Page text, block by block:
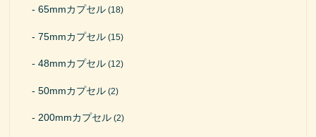
65mmカプセル (18)
75mmカプセル (15)
48mmカプセル (12)
50mmカプセル (2)
200mmカプセル (2)